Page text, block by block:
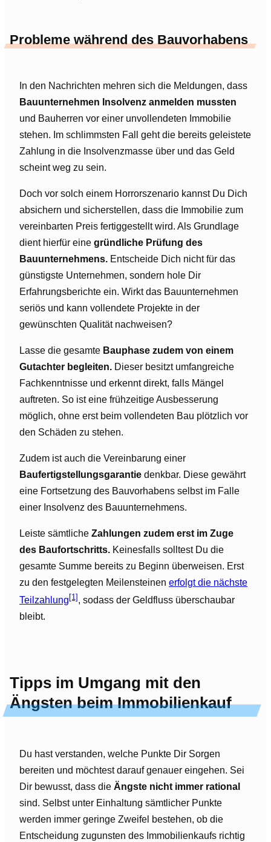
Probleme während des Bauvorhabens
In den Nachrichten mehren sich die Meldungen, dass
Bauunternehmen Insolvenz anmelden mussten
und Bauherren vor einer unvollendeten Immobilie
stehen. Im schlimmsten Fall geht die bereits geleistete
Zahlung in die Insolvenzmasse über und das Geld
scheint weg zu sein.
Doch vor solch einem Horrorszenario kannst Du Dich
absichern und sicherstellen, dass die Immobilie zum
vereinbarten Preis fertiggestellt wird. Als Grundlage
dient hierfür eine gründliche Prüfung des
Bauunternehmens. Entscheide Dich nicht für das
günstigste Unternehmen, sondern hole Dir
Erfahrungsberichte ein. Wirkt das Bauunternehmen
seriös und kann vollendete Projekte in der
gewünschten Qualität nachweisen?
Lasse die gesamte Bauphase zudem von einem
Gutachter begleiten. Dieser besitzt umfangreiche
Fachkenntnisse und erkennt direkt, falls Mängel
auftreten. So ist eine frühzeitige Ausbesserung
möglich, ohne erst beim vollendeten Bau plötzlich vor
den Schäden zu stehen.
Zudem ist auch die Vereinbarung einer
Baufertigstellungsgarantie denkbar. Diese gewährt
eine Fortsetzung des Bauvorhabens selbst im Falle
einer Insolvenz des Bauunternehmens.
Leiste sämtliche Zahlungen zudem erst im Zuge
des Baufortschritts. Keinesfalls solltest Du die
gesamte Summe bereits zu Beginn überweisen. Erst
zu den festgelegten Meilensteinen erfolgt die nächste
Teilzahlung [1] , sodass der Geldfluss überschaubar
bleibt.
Tipps im Umgang mit den
Ängsten beim Immobilienkauf
Du hast verstanden, welche Punkte Dir Sorgen
bereiten und möchtest darauf genauer eingehen. Sei
Dir bewusst, dass die Ängste nicht immer rational
sind. Selbst unter Einhaltung sämtlicher Punkte
werden immer geringe Zweifel bestehen, ob die
Entscheidung zugunsten des Immobilienkaufs richtig